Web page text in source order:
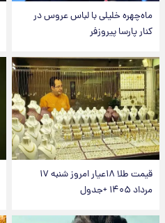
ماه‌چهره خلیلی با لباس عروس در
کنار پارسا پیروزفر
قیمت طلا ۱۸عیار امروز شنبه ۱۷
مرداد ۱۴۰۵ +جدول